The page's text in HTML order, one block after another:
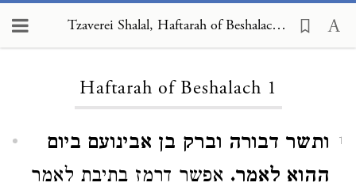
Tzaverei Shalal, Haftarah of Beshalach 1
Haftarah of Beshalach 1
1
ותשר דבורה וברק בן אבינועם ביום
ההוא לאמר. אפשר דרמז בתיבת לאמר